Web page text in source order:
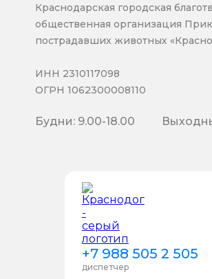
+7 988 505 2 505
диспетчер
Краснодарская городская
общественная организация
пострадавших животных
ИНН 2310117098
ОГРН 1062300008110
Будни: 9.00-18.00